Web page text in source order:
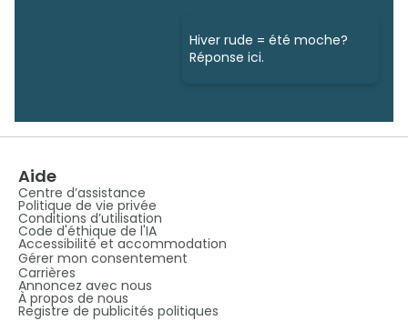
Hiver rude = été moche?
Réponse ici.
Aide
Centre d’assistance
Politique de vie privée
Conditions d’utilisation
Code d'éthique de l'IA
Accessibilité et accommodation
Gérer mon consentement
Carrières
Annoncez avec nous
À propos de nous
Registre de publicités politiques